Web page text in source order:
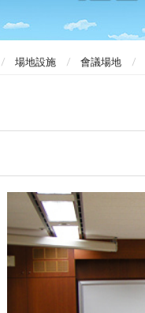
場地設施 會議場地